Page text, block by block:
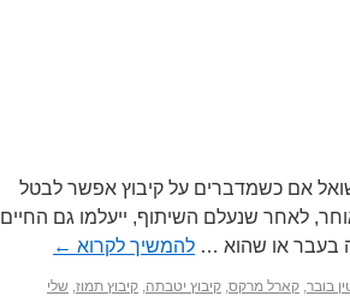
אם כשמדברים על קיבוץ אפשר לבטל
לאחר שנעלם השיתוף, ייעלמו גם החיים
בעבר או שהוא … להמשיך לקרוא ←
בובר, קארל מרקס, קיבוץ יטבתה, קיבוץ תמוז, שלי